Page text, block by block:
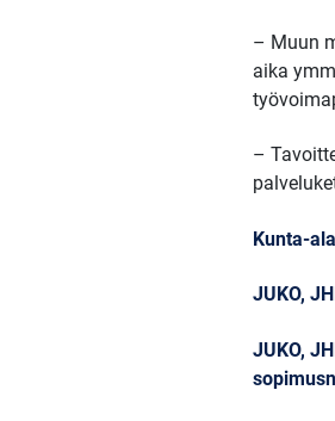
– Muun
aika
–
Kunta-
JUKO,
JUKO,